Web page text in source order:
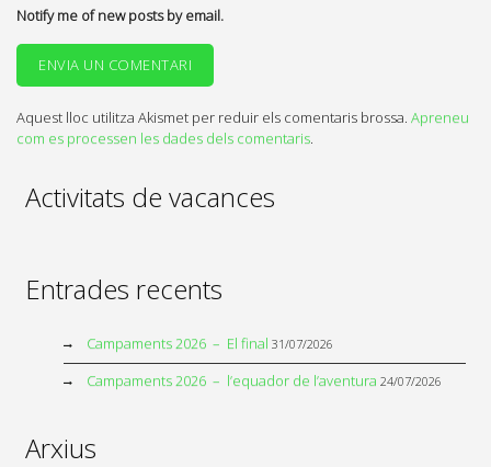
Notify me of new posts by email.
Aquest lloc utilitza Akismet per reduir els comentaris brossa. Apreneu
com es processen les dades dels comentaris.
Activitats de vacances
Entrades recents
Campaments 2026 – El final 31/07/2026
Campaments 2026 – l’equador de l’aventura 24/07/2026
Arxius